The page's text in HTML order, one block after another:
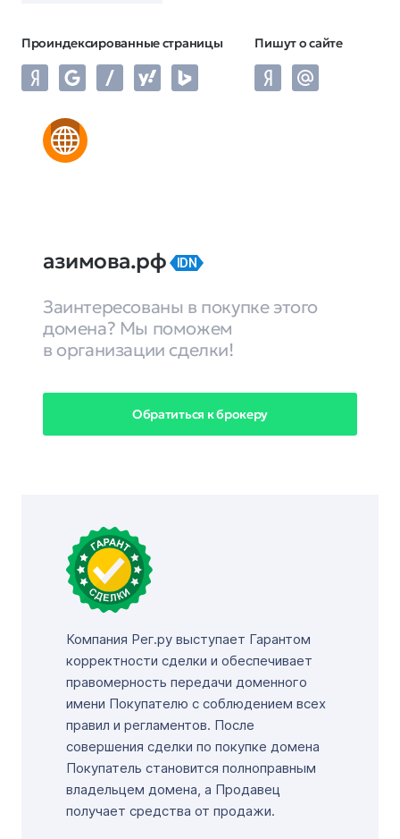
Проиндексированные страницы Пишут о сайте
азимова.рф IDN
Заинтересованы в покупке этого
домена? Мы поможем
в организации сделки!
Обратиться к брокеру
Компания Рег.ру выступает Гарантом
корректности сделки и обеспечивает
правомерность передачи доменного
имени Покупателю с соблюдением всех
правил и регламентов. После
совершения сделки по покупке домена
Покупатель становится полноправным
владельцем домена, а Продавец
получает средства от продажи.